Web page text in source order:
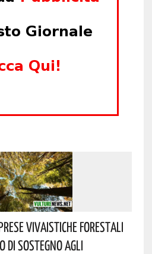
Vivaistiche Forestali
Di Sostegno Agli